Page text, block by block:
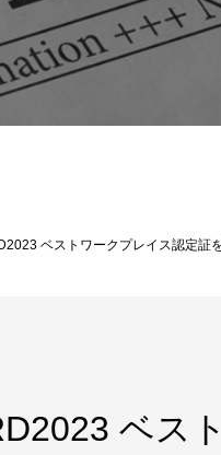
ベストワークプレイス認定証
ベス